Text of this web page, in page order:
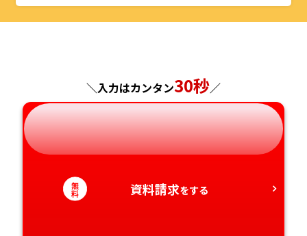
山形県
千葉県
神奈川県
福井県
長野県
岐阜県
静岡県
愛知県
京都府
兵庫県
奈良県
和歌山県
島根県
広島県
山口県
徳島県
香川県
福岡県
長崎県
熊本県
大分県
宮崎県
＼入力はカンタン30秒／
無
料 資料請求をする